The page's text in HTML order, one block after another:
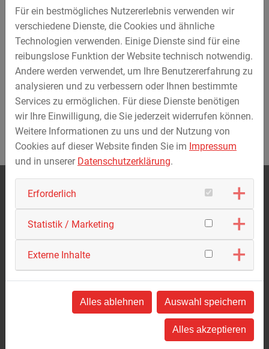
Schwaigerbreite 17
94469 Deggendorf
info@streicher.de
Datenschutz
Kontakt
Impressum
Für ein bestmögliches Nutzererlebnis verwenden wir
verschiedene Dienste, die Cookies und ähnliche
Technologien verwenden. Einige Dienste sind für eine
reibungslose Funktion der Website technisch notwendig.
Andere werden verwendet, um Ihre Benutzererfahrung zu
analysieren und zu verbessern oder Ihnen bestimmte
Services zu ermöglichen. Für diese Dienste benötigen
wir Ihre Einwilligung, die Sie jederzeit widerrufen können.
Weitere Informationen zu uns und der Nutzung von
Cookies auf dieser Website finden Sie im Impressum
und in unserer Datenschutzerklärung.
Erforderlich
Statistik / Marketing
Externe Inhalte
Alles ablehnen Auswahl speichern
Alles akzeptieren